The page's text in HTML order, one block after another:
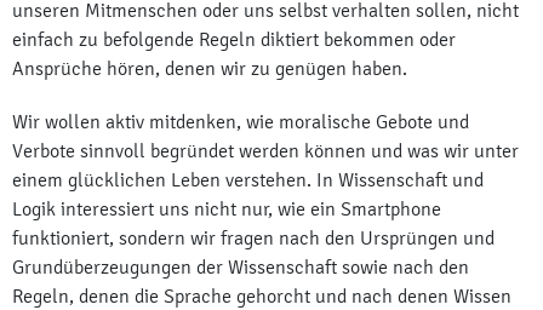
unseren Mitmenschen oder uns selbst verhalten sollen, nicht
einfach zu befolgende Regeln diktiert bekommen oder
Ansprüche hören, denen wir zu genügen haben.
Wir wollen aktiv mitdenken, wie moralische Gebote und
Verbote sinnvoll begründet werden können und was wir unter
einem glücklichen Leben verstehen. In Wissenschaft und
Logik interessiert uns nicht nur, wie ein Smartphone
funktioniert, sondern wir fragen nach den Ursprüngen und
Grundüberzeugungen der Wissenschaft sowie nach den
Regeln, denen die Sprache gehorcht und nach denen Wissen